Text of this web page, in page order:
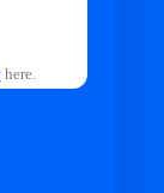
here.